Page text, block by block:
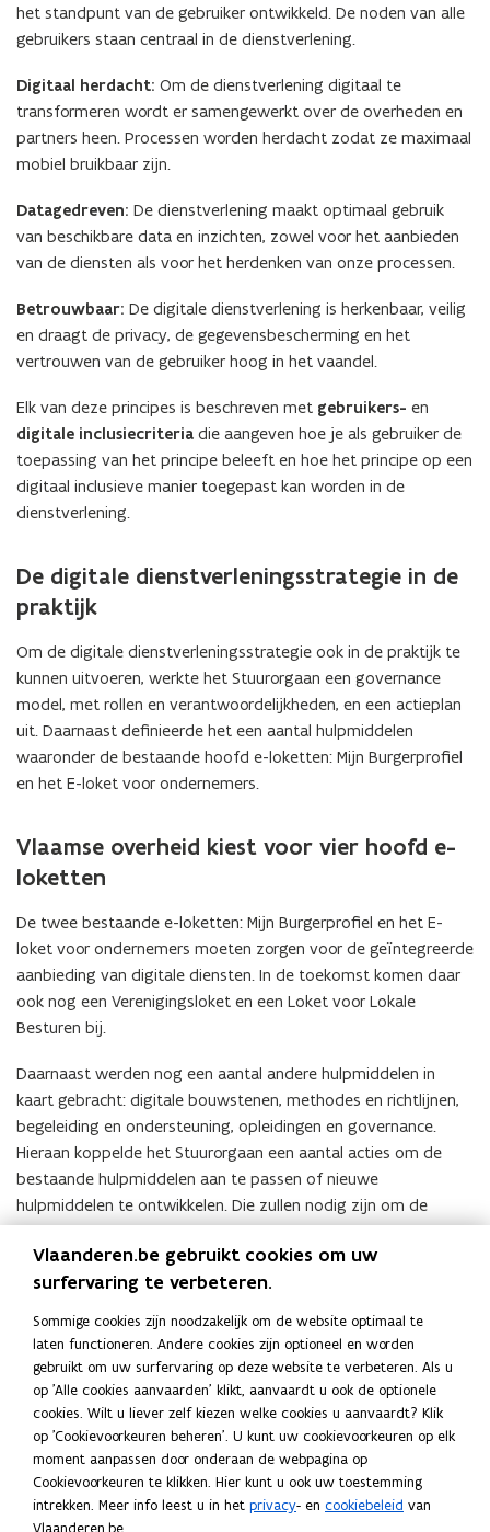
(Klik
op
de
afbeelding
voor
het standpunt van de gebruiker ontwikkeld. De noden van alle
gebruikers staan centraal in de dienstverlening.
Digitaal herdacht: Om de dienstverlening digitaal te
transformeren wordt er samengewerkt over de overheden en
partners heen. Processen worden herdacht zodat ze maximaal
mobiel bruikbaar zijn.
Datagedreven: De dienstverlening maakt optimaal gebruik
van beschikbare data en inzichten, zowel voor het aanbieden
van de diensten als voor het herdenken van onze processen.
Betrouwbaar: De digitale dienstverlening is herkenbaar, veilig
en draagt de privacy, de gegevensbescherming en het
vertrouwen van de gebruiker hoog in het vaandel.
Elk van deze principes is beschreven met gebruikers- en
digitale inclusiecriteria die aangeven hoe je als gebruiker de
toepassing van het principe beleeft en hoe het principe op een
digitaal inclusieve manier toegepast kan worden in de
dienstverlening.
De digitale dienstverleningsstrategie in de
praktijk
Om de digitale dienstverleningsstrategie ook in de praktijk te
kunnen uitvoeren, werkte het Stuurorgaan een governance
model, met rollen en verantwoordelijkheden, en een actieplan
uit. Daarnaast definieerde het een aantal hulpmiddelen
waaronder de bestaande hoofd e-loketten: Mijn Burgerprofiel
en het E-loket voor ondernemers.
Vlaamse overheid kiest voor vier hoofd e-
loketten
De twee bestaande e-loketten: Mijn Burgerprofiel en het E-
loket voor ondernemers moeten zorgen voor de geïntegreerde
aanbieding van digitale diensten. In de toekomst komen daar
ook nog een Verenigingsloket en een Loket voor Lokale
Besturen bij.
Daarnaast werden nog een aantal andere hulpmiddelen in
kaart gebracht: digitale bouwstenen, methodes en richtlijnen,
begeleiding en ondersteuning, opleidingen en governance.
Hieraan koppelde het Stuurorgaan een aantal acties om de
bestaande hulpmiddelen aan te passen of nieuwe
hulpmiddelen te ontwikkelen. Die zullen nodig zijn om de
digitale dienstverleningsstrategie te realiseren en de
governance van de digitale dienstverleningsstrategie te
operationaliseren.
Meer weten?Raadpleeg hier de volledige digitale
dienstverleningsstrategie
voor de Vlaamse overheden.
Deel deze pagina
Vlaanderen.be gebruikt cookies om uw
surfervaring te verbeteren.
Sommige cookies zijn noodzakelijk om de website optimaal te
laten functioneren. Andere cookies zijn optioneel en worden
gebruikt om uw surfervaring op deze website te verbeteren. Als u
op 'Alle cookies aanvaarden' klikt, aanvaardt u ook de optionele
cookies. Wilt u liever zelf kiezen welke cookies u aanvaardt? Klik
op 'Cookievoorkeuren beheren'. U kunt uw cookievoorkeuren op elk
moment aanpassen door onderaan de webpagina op
Cookievoorkeuren te klikken. Hier kunt u ook uw toestemming
intrekken. Meer info leest u in het privacy- en cookiebeleid van
Vlaanderen.be.